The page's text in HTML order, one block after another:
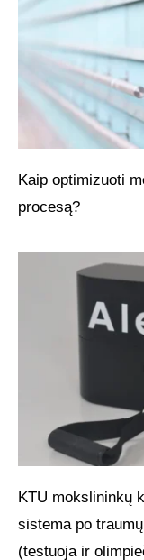
Kaip optimizuoti
procesą?
KTU mokslininkų
sistema po
(testuoja ir